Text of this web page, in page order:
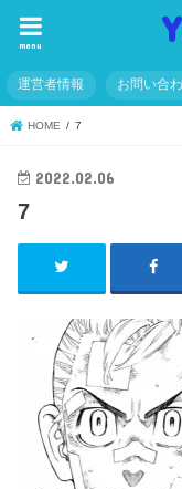
menu
運営者情報 お問い合
HOME 7
2022.02.06
7